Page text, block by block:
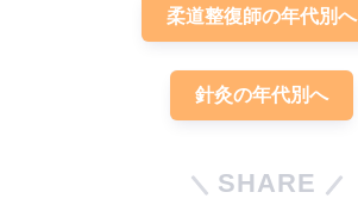
柔道整復師の年代別へ
針灸の年代別へ
SHARE